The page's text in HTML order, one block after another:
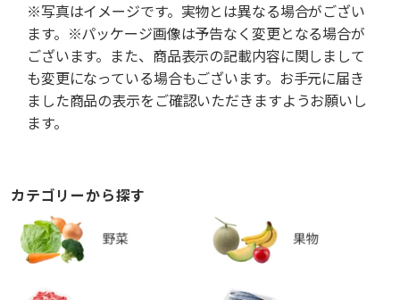
※写真はイメージです。実物とは異なる場合がござい
ます。※パッケージ画像は予告なく変更となる場合が
ございます。また、商品表示の記載内容に関しまして
も変更になっている場合もございます。お手元に届き
ました商品の表示をご確認いただきますようお願いし
ます。
カテゴリーから探す